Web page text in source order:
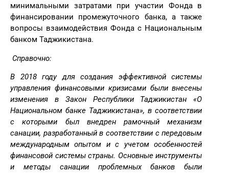
минимальными затратами при участии Фонда в
финансировании промежуточного банка, а также
вопросы взаимодействия Фонда с Национальным
банком Таджикистана.
Справочно:
В 2018 году для создания эффективной системы
управления финансовыми кризисами были внесены
изменения в Закон Республики Таджикистан «О
Национальном банке Таджикистана», в соответствии
с которыми был внедрен рамочный механизм
санации, разработанный в соответствии с передовым
международным опытом и с учетом особенностей
финансовой системы страны. Основные инструменты
и методы санации проблемных банков были